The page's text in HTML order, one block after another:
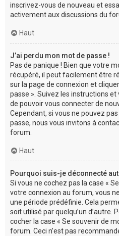
inscrivez-vous de nouveau et
activement aux discussions du
Haut
J’ai perdu mon mot de passe !
Pas de panique ! Bien que votre
récupéré, il peut facilement être
sur la page de connexion et
passe ». Suivez les instructions
de pouvoir vous connecter de
Cependant, si vous ne pouvez
passe, nous vous invitons à
forum.
Haut
Pourquoi suis-je déconnecté
Si vous ne cochez pas la case «
votre connexion au forum, vous
une période prédéfinie. Cela
soit utilisé par quelqu’un d’autre.
cocher la case « Se souvenir de
forum. Ceci n’est pas